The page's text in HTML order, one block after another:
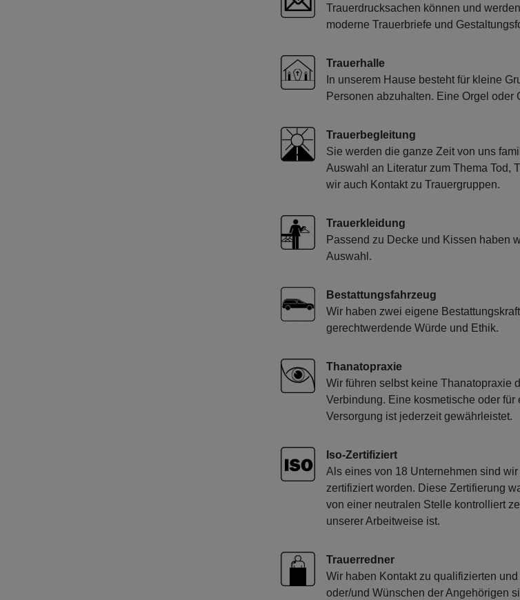
Trauerdrucksachen können und
moderne Trauerbriefe und
Trauerhalle
In unserem Hause besteht für kleine
Personen abzuhalten. Eine Orgel oder
Trauerbegleitung
Sie werden die ganze Zeit von uns
Auswahl an Literatur zum Thema Tod,
wir auch Kontakt zu Trauergruppen.
Trauerkleidung
Passend zu Decke und Kissen haben
Auswahl.
Bestattungsfahrzeug
Wir haben zwei eigene
gerechtwerdende Würde und Ethik.
Thanatopraxie
Wir führen selbst keine Thanatopraxie
Verbindung. Eine kosmetische oder
Versorgung ist jederzeit gewährleistet.
Iso-Zertifiziert
Als eines von 18 Unternehmen sind
zertifiziert worden. Diese Zertifierung
von einer neutralen Stelle kontrolliert
unserer Arbeitweise ist.
Trauerredner
Wir haben Kontakt zu qualifizierten
oder/und Wünschen der Angehörigen